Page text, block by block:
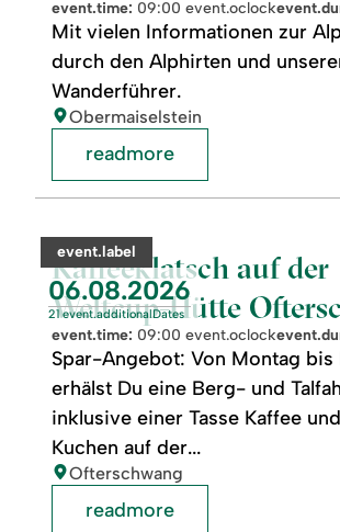
event.time: 09:00 event.oclock
Mit vielen Informationen zur
durch den Alphirten und
Wanderführer.
location:
Obermaiselstein
readmore
category:
event.label
event.nextDate:
06.08.2026
21 event.additionalDates
Kaffeeklatsch auf der
Weltcup-Hütte
event.time: 09:00 event.oclock
Spar-Angebot: Von Montag bis
erhälst Du eine Berg- und
inklusive einer Tasse Kaffee
Kuchen auf der...
location:
Ofterschwang
readmore:
auf
Weltcup-
Hütte
Ofterschwang
readmore